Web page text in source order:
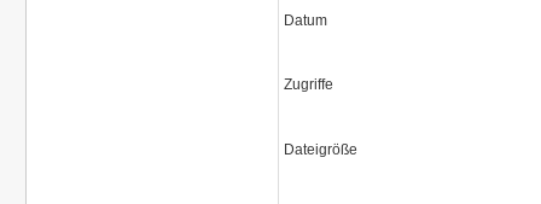
Datum
Zugriffe
Dateigröße